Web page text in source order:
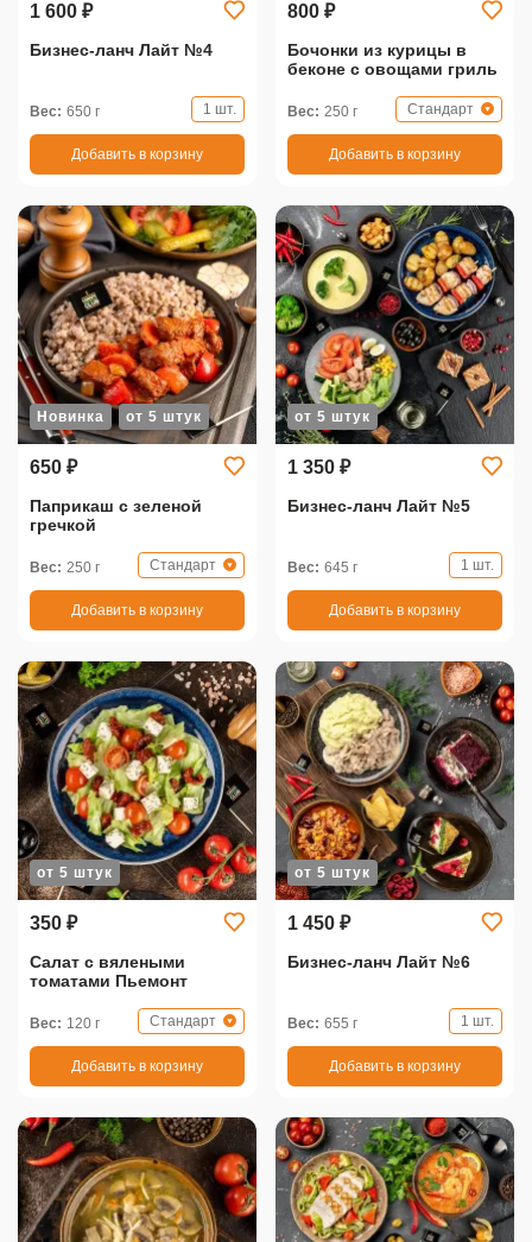
1 600 ₽
Бизнес-ланч Лайт №4
Вес: 650 г 1 шт.
Добавить в корзину
800 ₽
Бочонки из курицы в
беконе с овощами гриль
Вес: 250 г Стандарт
Добавить в корзину
Новинка от 5 штук
650 ₽
Паприкаш с зеленой
гречкой
Вес: 250 г Стандарт
Добавить в корзину
от 5 штук
1 350 ₽
Бизнес-ланч Лайт №5
Вес: 645 г 1 шт.
Добавить в корзину
от 5 штук
350 ₽
Салат с вялеными
томатами Пьемонт
Вес: 120 г Стандарт
Добавить в корзину
от 5 штук
1 450 ₽
Бизнес-ланч Лайт №6
Вес: 655 г 1 шт.
Добавить в корзину